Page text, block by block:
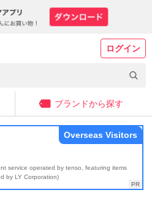
ログイン
ブランドから探す
service operated by tenso, featuring items
by LY Corporation)
Overseas Visitors